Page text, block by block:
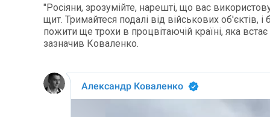
"Росіяни, зрозумійте, нарешті, що вас
щит. Тримайтеся подалі від військових об'єктів,
пожити ще трохи в процвітаючій країні, яка встає
зазначив Коваленко.